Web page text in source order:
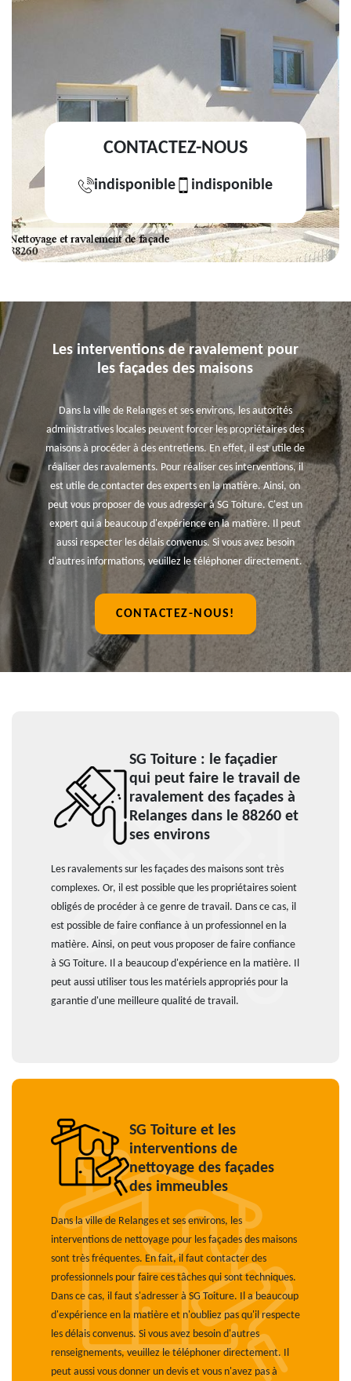
CONTACTEZ-NOUS
indisponible indisponible
Les interventions de ravalement pour
les façades des maisons
Dans la ville de Relanges et ses environs, les autorités
administratives locales peuvent forcer les propriétaires des
maisons à procéder à des entretiens. En effet, il est utile de
réaliser des ravalements. Pour réaliser ces interventions, il
est utile de contacter des experts en la matière. Ainsi, on
peut vous proposer de vous adresser à SG Toiture. C'est un
expert qui a beaucoup d'expérience en la matière. Il peut
aussi respecter les délais convenus. Si vous avez besoin
d'autres informations, veuillez le téléphoner directement.
CONTACTEZ-NOUS!
SG Toiture : le façadier
qui peut faire le travail de
ravalement des façades à
Relanges dans le 88260 et
ses environs
Les ravalements sur les façades des maisons sont très
complexes. Or, il est possible que les propriétaires soient
obligés de procéder à ce genre de travail. Dans ce cas, il
est possible de faire confiance à un professionnel en la
matière. Ainsi, on peut vous proposer de faire confiance
à SG Toiture. Il a beaucoup d'expérience en la matière. Il
peut aussi utiliser tous les matériels appropriés pour la
garantie d'une meilleure qualité de travail.
SG Toiture et les
interventions de
nettoyage des façades
des immeubles
Dans la ville de Relanges et ses environs, les
interventions de nettoyage pour les façades des maisons
sont très fréquentes. En fait, il faut contacter des
professionnels pour faire ces tâches qui sont techniques.
Dans ce cas, il faut s'adresser à SG Toiture. Il a beaucoup
d'expérience en la matière et n'oubliez pas qu'il respecte
les délais convenus. Si vous avez besoin d'autres
renseignements, veuillez le téléphoner directement. Il
peut aussi vous donner un devis et vous n'avez pas à